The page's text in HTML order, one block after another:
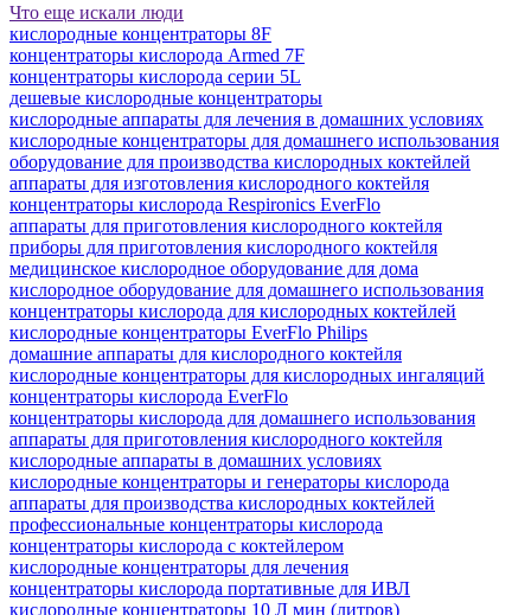
Что еще искали люди
кислородные концентраторы 8F
концентраторы кислорода Armed 7F
концентраторы кислорода серии 5L
дешевые кислородные концентраторы
кислородные аппараты для лечения в домашних условиях
кислородные концентраторы для домашнего использования
оборудование для производства кислородных коктейлей
аппараты для изготовления кислородного коктейля
концентраторы кислорода Respironics EverFlo
аппараты для приготовления кислородного коктейля
приборы для приготовления кислородного коктейля
медицинское кислородное оборудование для дома
кислородное оборудование для домашнего использования
концентраторы кислорода для кислородных коктейлей
кислородные концентраторы EverFlo Philips
домашние аппараты для кислородного коктейля
кислородные концентраторы для кислородных ингаляций
концентраторы кислорода EverFlo
концентраторы кислорода для домашнего использования
аппараты для приготовления кислородного коктейля
кислородные аппараты в домашних условиях
кислородные концентраторы и генераторы кислорода
аппараты для производства кислородных коктейлей
профессиональные концентраторы кислорода
концентраторы кислорода c коктейлером
кислородные концентраторы для лечения
концентраторы кислорода портативные для ИВЛ
кислородные концентраторы 10 Л мин (литров)